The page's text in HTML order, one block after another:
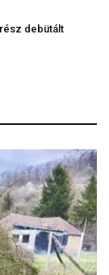
debütált